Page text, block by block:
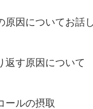
因についてお話し
返す原因について
ールの摂取